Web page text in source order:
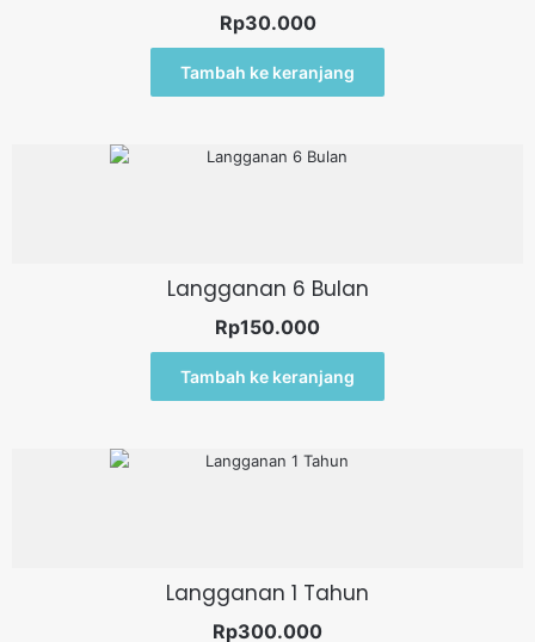
Rp30.000
Tambah ke keranjang
Langganan 6 Bulan
Rp150.000
Tambah ke keranjang
Langganan 1 Tahun
Rp300.000